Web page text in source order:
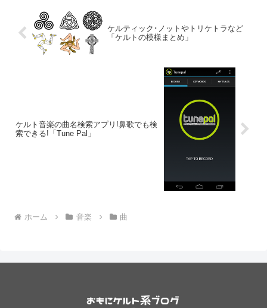
ケルティック･ノットやトリケトラなど
「ケルトの模様まとめ」
ケルト音楽の曲名検索アプリ!鼻歌でも検
索できる!「Tune Pal」
ホーム 音楽 曲